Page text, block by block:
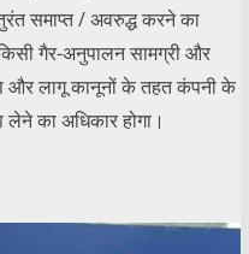
समाप्त / अवरुद्ध करने का
गैर-अनुपालन सामग्री और
और लागू कानूनों के तहत कंपनी के
लेने का अधिकार होगा।